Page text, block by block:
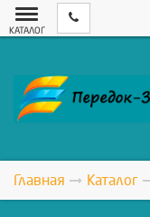
КАТАЛОГ
Главная Каталог